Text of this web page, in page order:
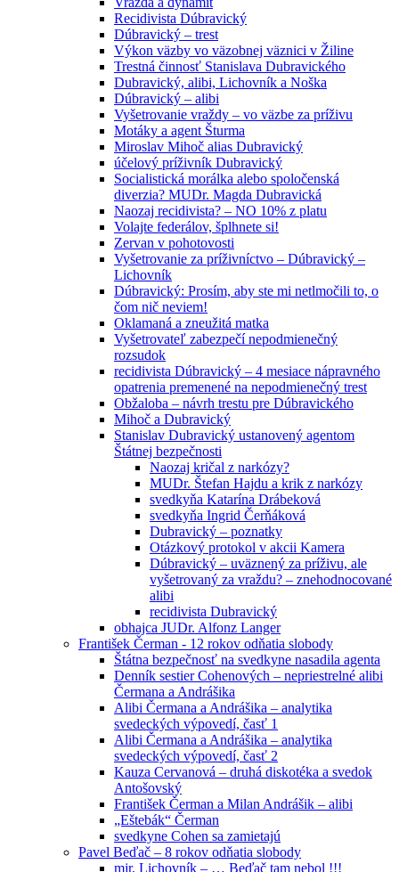
Recidivista Dúbravický
Dúbravický – trest
Výkon väzby vo väzobnej väznici v Žiline
Trestná činnosť Stanislava Dubravického
Dubravický, alibi, Lichovník a Noška
Dúbravický – alibi
Vyšetrovanie vraždy – vo väzbe za príživu
Motáky a agent Šturma
Miroslav Mihoč alias Dubravický
účelový príživník Dubravický
Socialistická morálka alebo spoločenská
diverzia? MUDr. Magda Dubravická
Naozaj recidivista? – NO 10% z platu
Volajte federálov, šplhnete si!
Zervan v pohotovosti
Vyšetrovanie za príživníctvo – Dúbravický –
Lichovník
Dúbravický: Prosím, aby ste mi netlmočili to, o
čom nič neviem!
Oklamaná a zneužitá matka
Vyšetrovateľ zabezpečí nepodmienečný
rozsudok
recidivista Dúbravický – 4 mesiace nápravného
opatrenia premenené na nepodmienečný trest
Obžaloba – návrh trestu pre Dúbravického
Mihoč a Dubravický
Stanislav Dubravický ustanovený agentom
Štátnej bezpečnosti
Naozaj kričal z narkózy?
MUDr. Štefan Hajdu a krik z narkózy
svedkyňa Katarína Drábeková
svedkyňa Ingrid Čerňáková
Dubravický – poznatky
Otázkový protokol v akcii Kamera
Dúbravický – uväznený za príživu, ale
vyšetrovaný za vraždu? – znehodnocované
alibi
recidivista Dubravický
obhajca JUDr. Alfonz Langer
František Čerman - 12 rokov odňatia slobody
Štátna bezpečnosť na svedkyne nasadila agenta
Denník sestier Cohenových – nepriestrelné alibi
Čermana a Andrášika
Alibi Čermana a Andrášika – analytika
svedeckých výpovedí, časť 1
Alibi Čermana a Andrášika – analytika
svedeckých výpovedí, časť 2
Kauza Cervanová – druhá diskotéka a svedok
Antošovský
František Čerman a Milan Andrášik – alibi
„Eštebák“ Čerman
svedkyne Cohen sa zamietajú
Pavel Beďač – 8 rokov odňatia slobody
mjr. Lichovník – … Beďač tam nebol !!!